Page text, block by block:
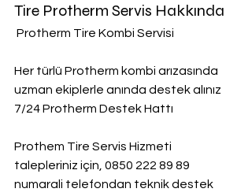
Tire Protherm Servis Hakkında
Protherm Tire Kombi Servisi
Her türlü Protherm kombi arızasında
uzman ekiplerle anında destek alınız
7/24 Protherm Destek Hattı
Prothem Tire Servis Hizmeti
talepleriniz için, 0850 222 89 89
numarali telefondan teknik destek